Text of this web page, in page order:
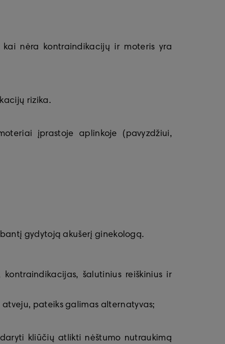
nėra kontraindikacijų ir moteris yra
rizika.
įprastoje aplinkoje (pavyzdžiui,
gydytoją akušerį ginekologą.
šalutinius reiškinius ir
pateiks galimas alternatyvas;
kliūčių atlikti nėštumo nutraukimą